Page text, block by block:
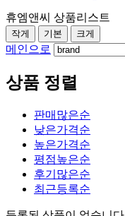
휴엠앤씨 상품리스트
작게 기본 크게
메인으로
상품 정렬
판매많은순
낮은가격순
높은가격순
평점높은순
후기많은순
최근등록순